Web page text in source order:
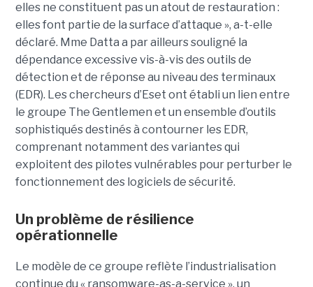
elles ne constituent pas un atout de restauration :
elles font partie de la surface d’attaque », a-t-elle
déclaré. Mme Datta a par ailleurs souligné la
dépendance excessive vis-à-vis des outils de
détection et de réponse au niveau des terminaux
(EDR). Les chercheurs d’Eset ont établi un lien entre
le groupe The Gentlemen et un ensemble d’outils
sophistiqués destinés à contourner les EDR,
comprenant notamment des variantes qui
exploitent des pilotes vulnérables pour perturber le
fonctionnement des logiciels de sécurité.
Un problème de résilience
opérationnelle
Le modèle de ce groupe reflète l’industrialisation
continue du « ransomware-as-a-service », un